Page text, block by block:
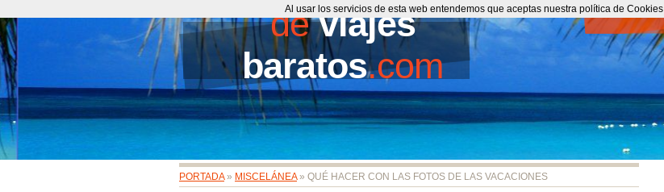
deviajes
baratos.com
Portada
PORTADA» MISCELÁNEA» QUÉ HACER CON LAS FOTOS DE LAS VACACIONES
Al usar los servicios de esta web entendemos que aceptas nuestra política de Cookies